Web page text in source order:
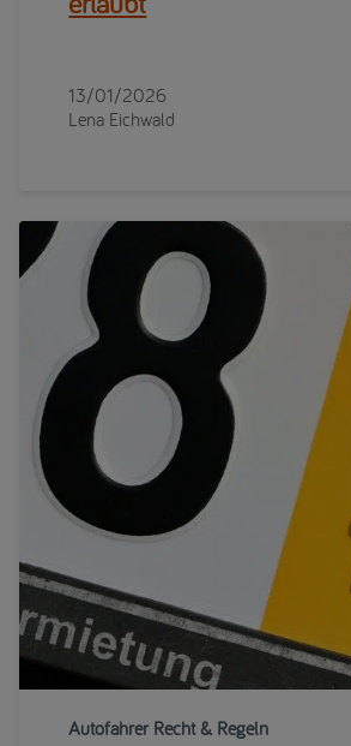
13/01/2026
Lena Eichwald
Autofahrer Recht & Regeln